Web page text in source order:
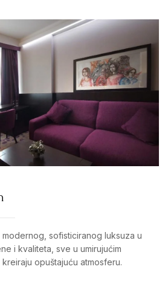
sofisticiranog luksuza u
i kvaliteta, sve u umirujućim
opuštajuću atmosferu.